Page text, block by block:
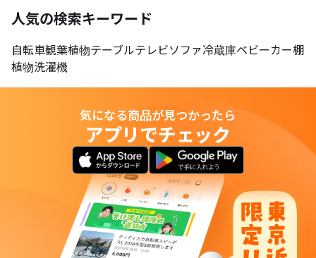
人気の検索キーワード
自転車観葉植物テーブルテレビソファ冷蔵庫ベビーカー棚
植物洗濯機
気になる商品が見つかったら
アプリでチェック